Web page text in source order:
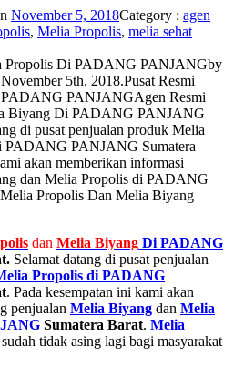
November 5, 2018Category : agen
, Melia Propolis, melia sehat
Propolis Di PADANG PANJANGby
5th, 2018.Pusat Resmi
PADANG PANJANGAgen Resmi
Biyang Di PADANG PANJANG
di pusat penjualan produk Melia
PADANG PANJANG Sumatera
akan memberikan informasi
dan Melia Propolis di PADANG
Propolis Dan Melia Biyang
dan Melia Biyang Di PADANG
Selamat datang di pusat penjualan
Propolis di PADANG
. Pada kesempatan ini kami akan
penjualan Melia Biyang dan Melia
Sumatera Barat. Melia
sudah tidak asing lagi bagi masyarakat